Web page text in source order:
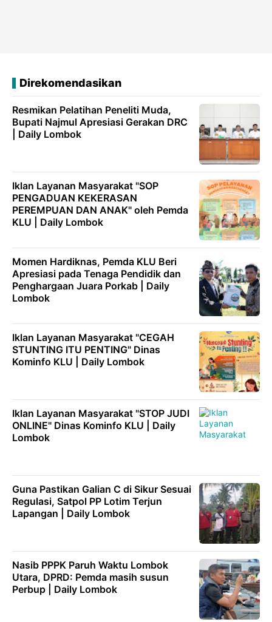
Direkomendasikan
Resmikan Pelatihan Peneliti Muda,
Bupati Najmul Apresiasi Gerakan DRC
| Daily Lombok
Iklan Layanan Masyarakat "SOP
PENGADUAN KEKERASAN
PEREMPUAN DAN ANAK" oleh Pemda
KLU | Daily Lombok
Momen Hardiknas, Pemda KLU Beri
Apresiasi pada Tenaga Pendidik dan
Penghargaan Juara Porkab | Daily
Lombok
Iklan Layanan Masyarakat "CEGAH
STUNTING ITU PENTING" Dinas
Kominfo KLU | Daily Lombok
Iklan Layanan Masyarakat "STOP JUDI
ONLINE" Dinas Kominfo KLU | Daily
Lombok
Guna Pastikan Galian C di Sikur Sesuai
Regulasi, Satpol PP Lotim Terjun
Lapangan | Daily Lombok
Nasib PPPK Paruh Waktu Lombok
Utara, DPRD: Pemda masih susun
Perbup | Daily Lombok